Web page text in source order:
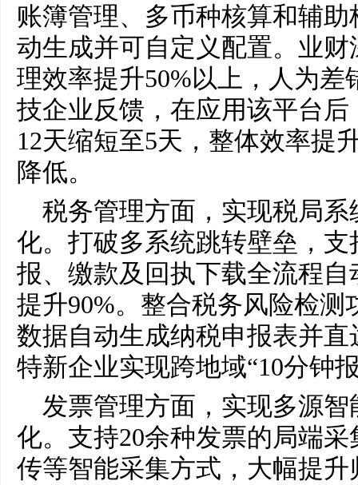
账簿管理、多币种核算和辅
动生成并可自定义配置。业
理效率提升50%以上，人为
技企业反馈，在应用该平台
12天缩短至5天，整体效率提
降低。
税务管理方面，实现税局
化。打破多系统跳转壁垒，支
报、缴款及回执下载全流程
提升90%。整合税务风险检
数据自动生成纳税申报表并
特新企业实现跨地域“10分钟
发票管理方面，实现多源
化。支持20余种发票的局端
传等智能采集方式，大幅提